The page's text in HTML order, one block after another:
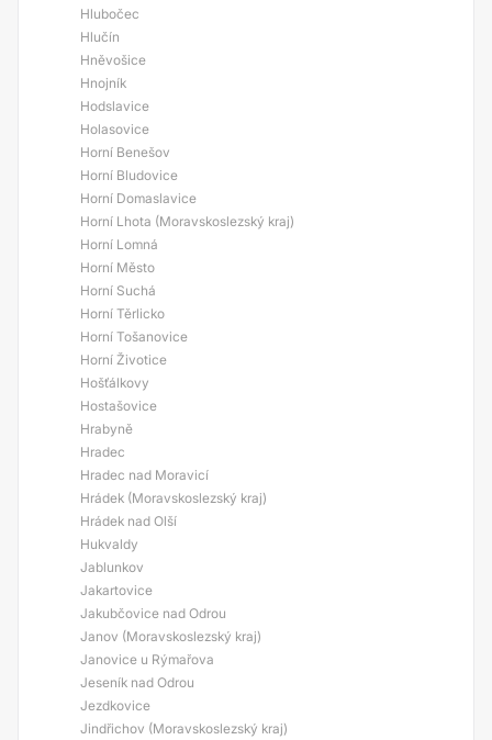
Hlubočec
Hlučín
Hněvošice
Hnojník
Hodslavice
Holasovice
Horní Benešov
Horní Bludovice
Horní Domaslavice
Horní Lhota (Moravskoslezský kraj)
Horní Lomná
Horní Město
Horní Suchá
Horní Těrlicko
Horní Tošanovice
Horní Životice
Hošťálkovy
Hostašovice
Hrabyně
Hradec
Hradec nad Moravicí
Hrádek (Moravskoslezský kraj)
Hrádek nad Olší
Hukvaldy
Jablunkov
Jakartovice
Jakubčovice nad Odrou
Janov (Moravskoslezský kraj)
Janovice u Rýmařova
Jeseník nad Odrou
Jezdkovice
Jindřichov (Moravskoslezský kraj)